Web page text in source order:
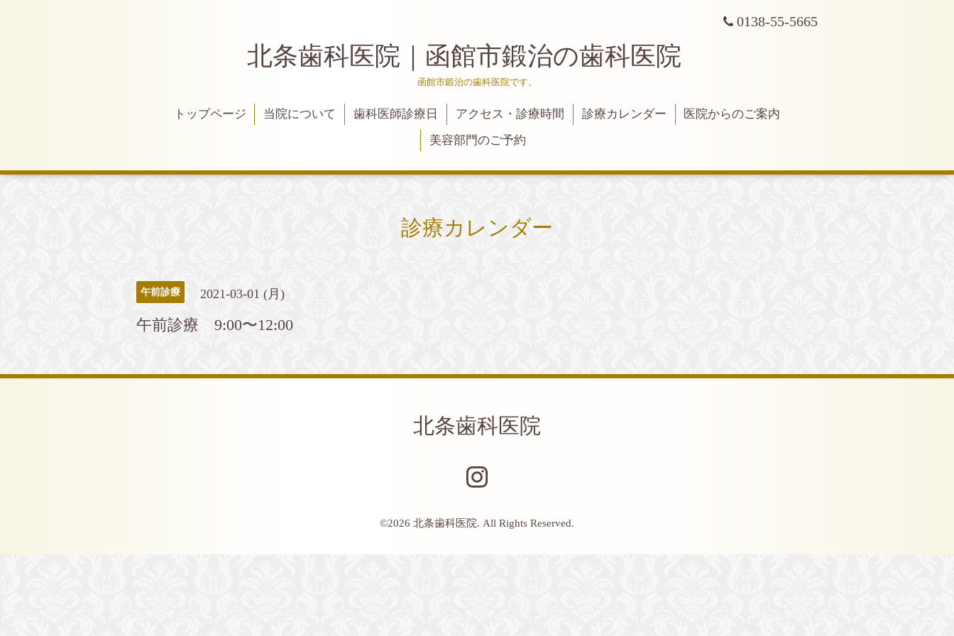
0138-55-5665
北条歯科医院｜函館市鍛治の歯科医院
函館市鍛治の歯科医院です。
トップページ 当院について 歯科医師診療日 アクセス・診療時間 診療カレンダー
医院からのご案内
美容部門のご予約
診療カレンダー
午前診療 2021-03-01 (月)
午前診療 9:00〜12:00
北条歯科医院
©2026 北条歯科医院. All Rights Reserved.